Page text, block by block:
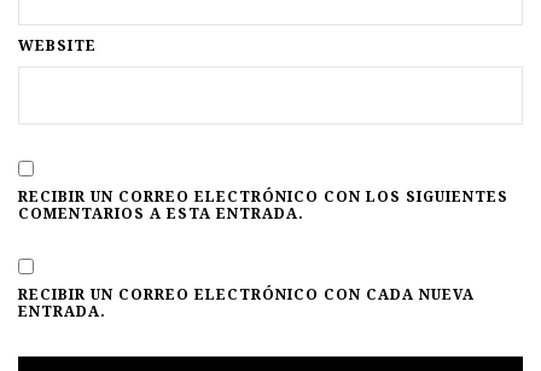
WEBSITE
RECIBIR UN CORREO ELECTRÓNICO CON LOS SIGUIENTES
COMENTARIOS A ESTA ENTRADA.
RECIBIR UN CORREO ELECTRÓNICO CON CADA NUEVA
ENTRADA.